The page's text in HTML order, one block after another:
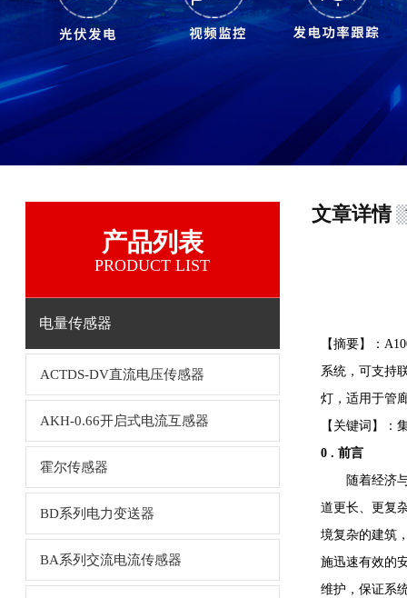
产品列表
PRODUCT LIST
电量传感器
ACTDS-DV直流电压传感器
AKH-0.66开启式电流互感器
霍尔传感器
BD系列电力变送器
BA系列交流电流传感器
文章详情
【摘要】：
系统，可支持
灯，适用于管
【关键词】：
0 . 前言
随着经济与
道更长、更复
境复杂的建筑
施迅速有效的
维护，保证系